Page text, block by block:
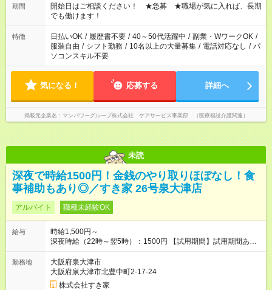
ん ※法令に基づき、週20時間以上勤務は社会保険への加入対象
となります ※労働者派遣法（日雇い派遣の原則禁止）により、
短時間・短期間の就業はご案内が難しい場合があります
期間
開始日はご相談ください！ ★急募 ★職場が気に入れば、長期
でも働けます！
特徴 日払いOK / 履歴書不要 / 40～50代活躍中 / 副業・WワークOK /
服装自由 / シフト勤務 / 10名以上の大量募集 / 電話対応なし / パ
ソコンスキル不要
気になる！ 応募する 詳細へ
掲載元企業名 マンパワーグループ株式会社 ケアサービス事業部 （医療福祉介護関連）
未読
深夜で時給1500円！金銭のやり取りほぼなし！食
事補助もあり◎／すき家 26号泉大津店
アルバイト 職種未経験OK
給与
時給1,500円～
深夜時給（22時～翌5時）：1500円 【試用期間】試用期間あり
試用期間の長さ：1ヶ月 雇用形態、給与は本採用時と同じです。
試用期間の実態は30日（※条件変更なし）ですが、切り上げで
一ヶ月とさせていただきます。 研修制度あり：15時間(研修中も
同時給）
勤務地
大阪府泉大津市
大阪府泉大津市北豊中町2-17-24
株式会社すき家